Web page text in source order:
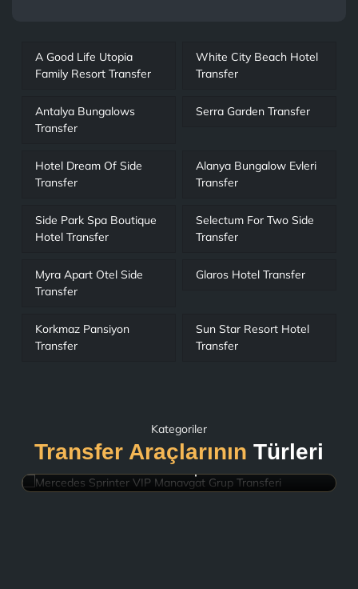
A Good Life Utopia
Family Resort Transfer
White City Beach Hotel
Transfer
Antalya Bungalows
Transfer
Serra Garden Transfer
Hotel Dream Of Side
Transfer
Alanya Bungalow Evleri
Transfer
Side Park Spa Boutique
Hotel Transfer
Selectum For Two Side
Transfer
Myra Apart Otel Side
Transfer
Glaros Hotel Transfer
Korkmaz Pansiyon
Transfer
Sun Star Resort Hotel
Transfer
Kategoriler
Transfer Araçlarının Türleri
Mercedes Sprinter